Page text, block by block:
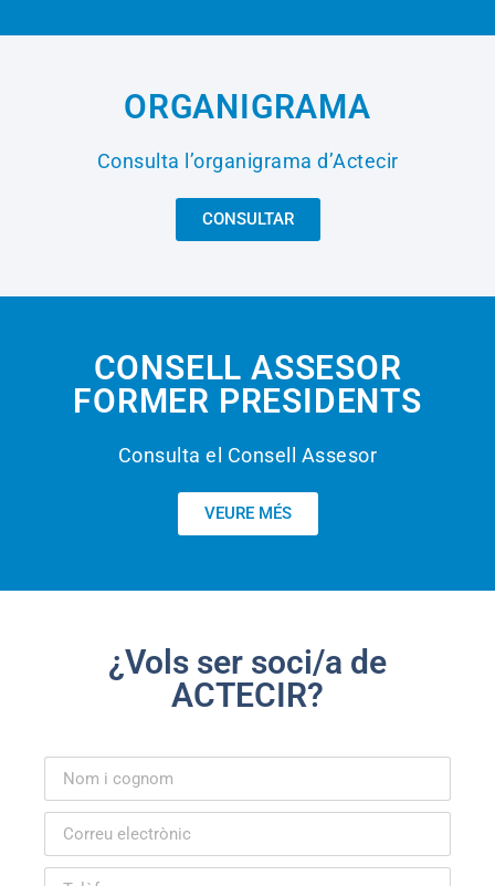
ORGANIGRAMA
Consulta l’organigrama d’Actecir
CONSULTAR
CONSELL ASSESOR
FORMER PRESIDENTS
Consulta el Consell Assesor
VEURE MÉS
¿Vols ser soci/a de
ACTECIR?